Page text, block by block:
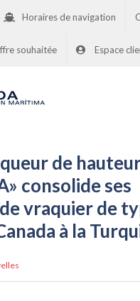
Horaires de navigation
souhaitée Espace
de
consolide ses
vraquier de
à la